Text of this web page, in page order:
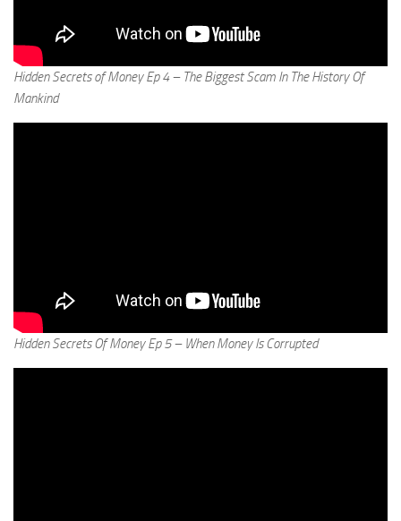
Hidden Secrets of Money Ep 4 – The Biggest Scam In The History Of
Mankind
Hidden Secrets Of Money Ep 5 – When Money Is Corrupted